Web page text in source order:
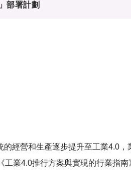
部署計劃
經營和生產逐步提升至工業4.0
業4.0推行方案與實現的行業指